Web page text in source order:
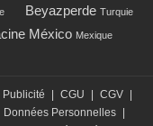
Beyazperde Turquie
México Mexique
Publicité CGU CGV
Données Personnelles